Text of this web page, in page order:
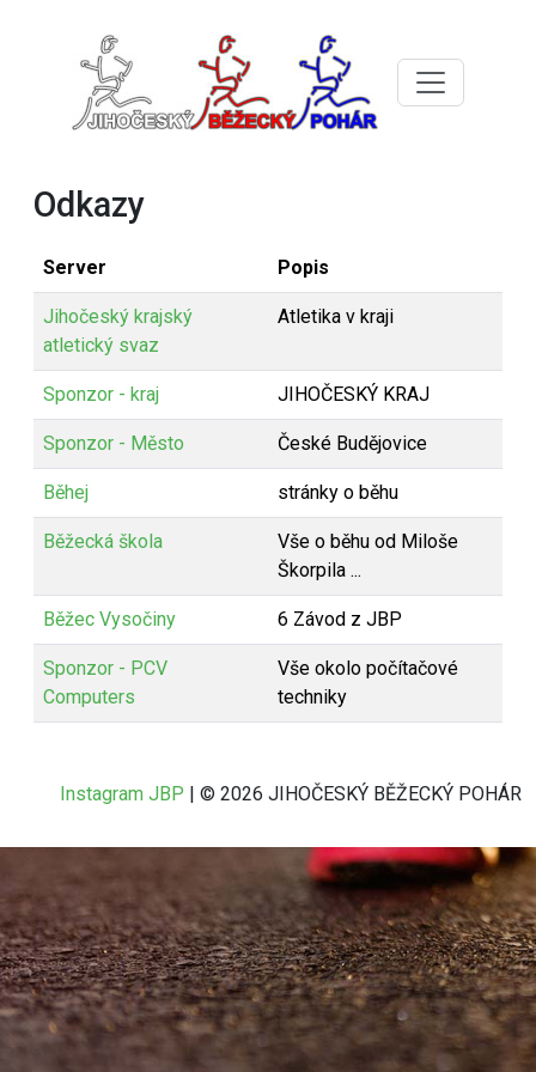
Odkazy
Server Popis
Jihočeský krajský
atletický svaz
Atletika v kraji
Sponzor - kraj JIHOČESKÝ KRAJ
Sponzor - Město České Budějovice
Běhej stránky o běhu
Běžecká škola
Vše o běhu od Miloše
Škorpila ...
Běžec Vysočiny 6 Závod z JBP
Sponzor - PCV
Computers
Vše okolo počítačové
techniky
Instagram JBP | © 2026 JIHOČESKÝ BĚŽECKÝ POHÁR